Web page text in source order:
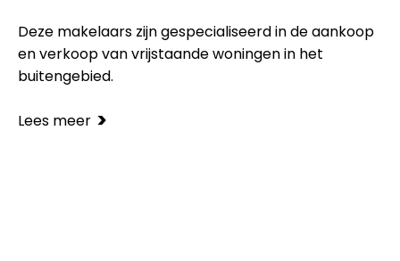
Deze makelaars zijn gespecialiseerd in de aankoop
en verkoop van vrijstaande woningen in het
buitengebied.
Lees meer >